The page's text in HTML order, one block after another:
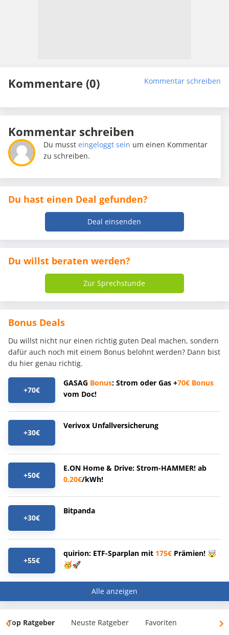
Kommentare (0) Kommentar schreiben
Kommentar schreiben
Du mussteingeloggt sein um einen Kommentar
zu schreiben.
Du hast einen Deal gefunden?
Deal einsenden
Du willst beraten werden?
Zur Sprechstunde
Bonus Deals
Du willst nicht nur einen richtig guten Deal machen, sondern
dafür auch noch mit einem Bonus belohnt werden? Dann bist
du hier genau richtig.
+70€
GASAG Bonus: Strom oder Gas +70€ Bonus
vom Doc!
+30€
Verivox Unfallversicherung
+50€
E.ON Home & Drive: Strom-HAMMER! ab
0,20€/kWh!
+30€
Bitpanda
+55€
quirion: ETF-Sparplan mit 175€ Prämien! 🤯
🥳🚀
Alle anzeigen
Top Ratgeber Neuste Ratgeber Favoriten